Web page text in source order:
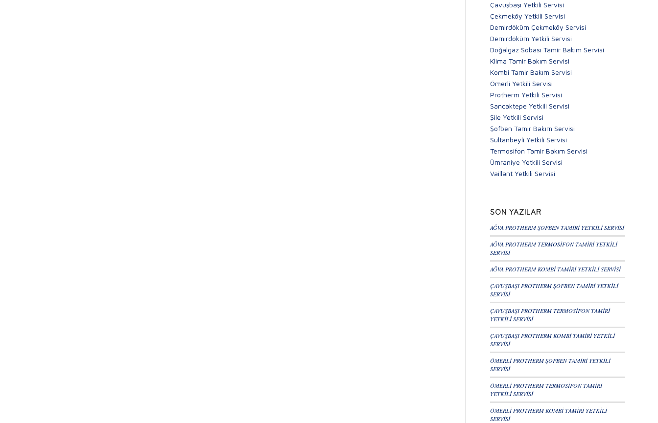
Çavuşbaşı Yetkili Servisi
Çekmeköy Yetkili Servisi
Demirdöküm Çekmeköy Servisi
Demirdöküm Yetkili Servisi
Doğalgaz Sobası Tamir Bakım Servisi
Klima Tamir Bakım Servisi
Kombi Tamir Bakım Servisi
Ömerli Yetkili Servisi
Protherm Yetkili Servisi
Sancaktepe Yetkili Servisi
Şile Yetkili Servisi
Şofben Tamir Bakım Servisi
Sultanbeyli Yetkili Servisi
Termosifon Tamir Bakım Servisi
Ümraniye Yetkili Servisi
Vaillant Yetkili Servisi
SON YAZILAR
AĞVA PROTHERM ŞOFBEN TAMİRİ YETKİLİ SERVİSİ
AĞVA PROTHERM TERMOSİFON TAMİRİ YETKİLİ
SERVİSİ
AĞVA PROTHERM KOMBİ TAMİRİ YETKİLİ SERVİSİ
ÇAVUŞBAŞI PROTHERM ŞOFBEN TAMİRİ YETKİLİ
SERVİSİ
ÇAVUŞBAŞI PROTHERM TERMOSİFON TAMİRİ
YETKİLİ SERVİSİ
ÇAVUŞBAŞI PROTHERM KOMBİ TAMİRİ YETKİLİ
SERVİSİ
ÖMERLİ PROTHERM ŞOFBEN TAMİRİ YETKİLİ
SERVİSİ
ÖMERLİ PROTHERM TERMOSİFON TAMİRİ
YETKİLİ SERVİSİ
ÖMERLİ PROTHERM KOMBİ TAMİRİ YETKİLİ
SERVİSİ